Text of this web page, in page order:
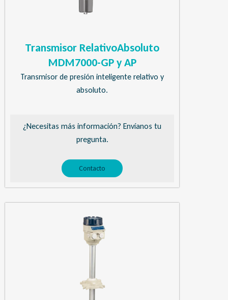
Transmisor RelativoAbsoluto
MDM7000-GP y AP
Transmisor de presión inteligente relativo y
absoluto.
¿Necesitas más información? Envíanos tu
pregunta.
Contacto